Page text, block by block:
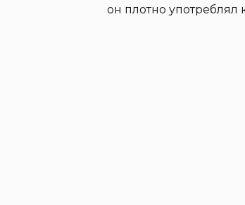
он плотно употреблял